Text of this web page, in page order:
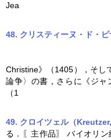
Jea
48. クリスティーヌ・ド・
Christine》（1405），そし
論争〉の書，さらに《ジャ
（1
49. クロイツェル（
る．〖主作品〗 バイオリ